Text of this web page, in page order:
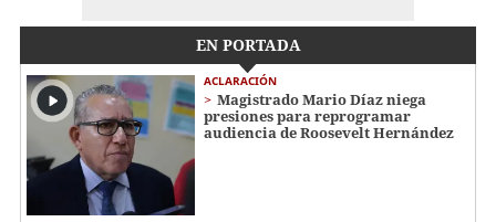
EN PORTADA
ACLARACIÓN
Magistrado Mario Díaz niega
presiones para reprogramar
audiencia de Roosevelt Hernández